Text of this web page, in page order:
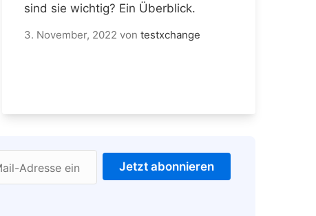
sind sie wichtig? Ein Überblick.
3. November, 2022 von testxchange
Adresse ein Jetzt abonnieren